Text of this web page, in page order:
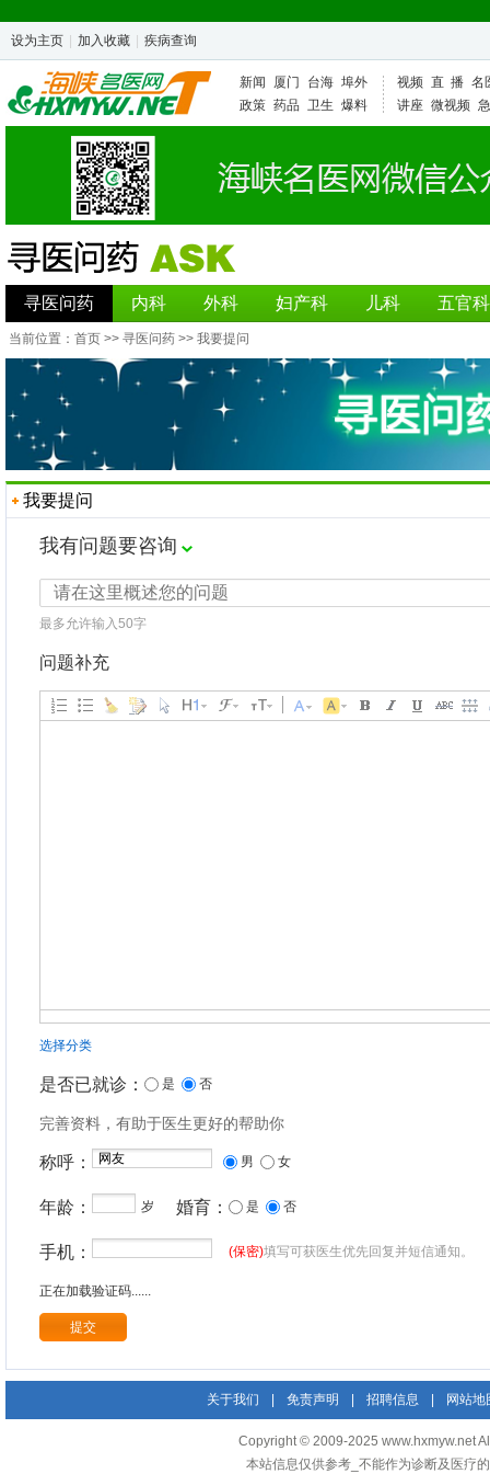
设为主页 加入收藏 疾病查询
新闻 厦门 台海 埠外
政策 药品 卫生 爆料
视频 直 播 名
讲座 微视频
寻医问药 内科 外科 妇产科 儿科 五官科
当前位置： 首页 >> 寻医问药 >> 我要提问
我要提问
我有问题要咨询
最多允许输入50字
问题补充
选择分类
是否已就诊： 是 否
完善资料，有助于医生更好的帮助你
称呼： 男 女
年龄： 岁 婚育： 是 否
手机： (保密)填写可获医生优先回复并短信通知。
正在加载验证码......
关于我们 免责声明 招聘信息 网站地
Copyright © 2009-2025 www.hxmyw.net
本站信息仅供参考_不能作为诊断及医疗